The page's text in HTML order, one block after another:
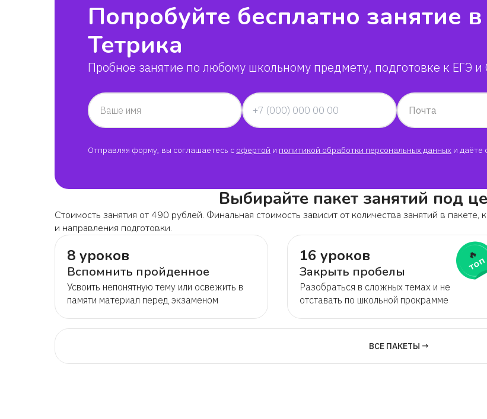
Попробуйте бесплатно занятие
Тетрика
Пробное занятие по любому школьному предмету, подготовке к ЕГЭ
Ваше имя Почта
Отправляя форму, вы соглашаетесь с офертой и политикой обработки персональных данных и даёте
Выбирайте пакет занятий под
Стоимость занятия от 490 рублей. Финальная стоимость зависит от количества занятий в
и направления подготовки.
8 уроков
Вспомнить пройденное
Усвоить непонятную тему или освежить в
памяти материал перед экзаменом
16 уроков
Закрыть пробелы
Разобраться в сложных темах и не
отставать по школьной прокрамме
🔥
топ
ВСЕ ПАКЕТЫ →